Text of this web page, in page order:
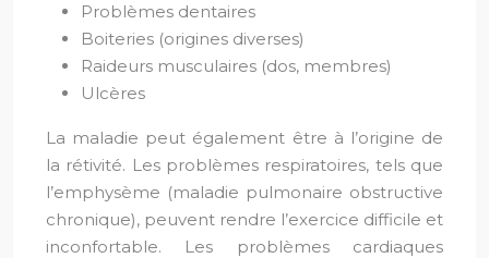
Problèmes dentaires
Boiteries (origines diverses)
Raideurs musculaires (dos, membres)
Ulcères
La maladie peut également être à l’origine de
la rétivité. Les problèmes respiratoires, tels que
l’emphysème (maladie pulmonaire obstructive
chronique), peuvent rendre l’exercice difficile et
inconfortable. Les problèmes cardiaques